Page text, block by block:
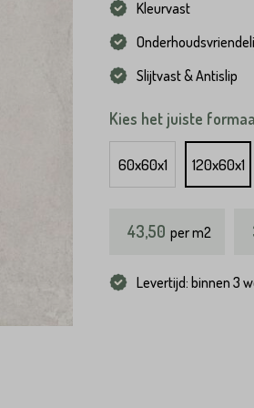
Kleurvast
Slijtvast & Antislip
Kies het juiste
60x60x1 120x60x1
43,50 perm2
Levertijd: binnen 3